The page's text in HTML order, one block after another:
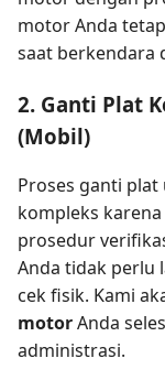
motor Anda
saat berkendara
2. Ganti Plat
(Mobil)
Proses ganti
kompleks
prosedur
Anda tidak perlu
cek fisik. Kami
motorAnda
administrasi.